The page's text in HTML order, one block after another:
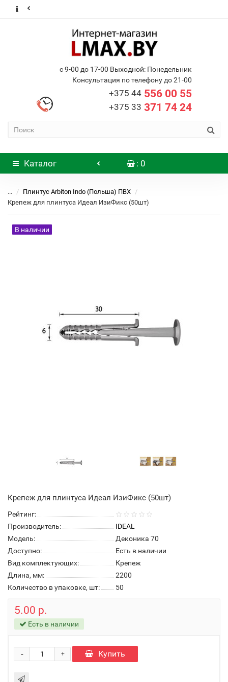
с 9-00 до 17-00 Выходной: Понедельник
Консультация по телефону до 21-00
+375 44556 00 55
+375 33 371 74 24
Каталог : 0
...
Плинтус Arbiton Indo (Польша) ПВХ
Крепеж для плинтуса Идеал ИзиФикс (50шт)
В наличии
Крепеж для плинтуса Идеал ИзиФикс (50шт)
Рейтинг:
Производитель:
IDEAL
Модель:
Деконика 70
Доступно:
Есть в наличии
Вид комплектующих:
Крепеж
Длина, мм:
2200
Количество в упаковке, шт:
50
5.00 р.
Есть в наличии
+
- Купить